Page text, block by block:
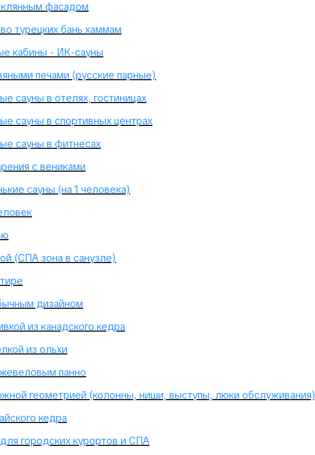
фасадом
турецких бань хаммам
кабины - ИК-сауны
печами (русские парные)
сауны в отелях, гостиницах
сауны в спортивных центрах
сауны в фитнесах
с вениками
сауны (на 1 человека)
(СПА зона в санузле)
дизайном
из канадского кедра
из ольхи
панно
геометрией (колонны, ниши, выступы, люки обслуживания)
кедра
городских курортов и СПА